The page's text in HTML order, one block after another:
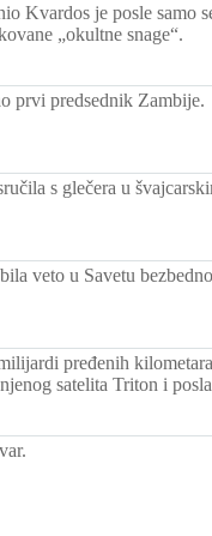
Kvardos je posle samo
„okultne snage“.
prvi predsednik Zambije.
s glečera u
veto u Savetu
pređenih
satelita Triton i